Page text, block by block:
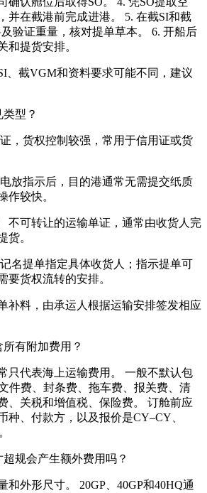
并在截港前完成进港。 5. 在截SI和截
验证重量，核对提单草本。 6. 开船后
和提货安排。
、截VGM和资料要求可能不同，建议
型？
，货权控制较强，常用于信用证或货
放指示后，目的港通常无需提交纸质
作较快。
不可转让的运输单证，通常由收货人完
货。
名提单指定具体收货人；指示提单可
要货权流转的安排。
补料，由承运人根据运输安排签发相应
有附加费用？
只代表海上运输费用。 一般不默认包
件费、封条费、拖车费、报关费、清
、关税和增值税、保险费。 订舱前应
种、付款方，以及报价是CY–CY、
规会产生额外费用吗？
和外形尺寸。 20GP、40GP和40HQ通